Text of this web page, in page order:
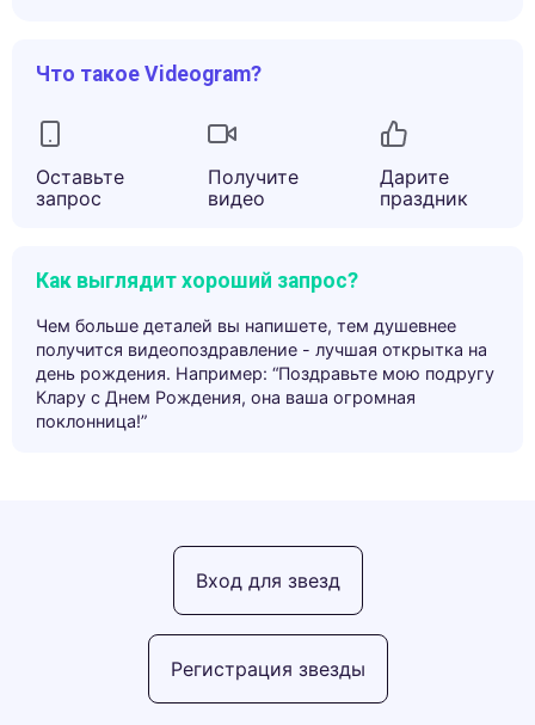
Что такое Videogram?
Оставьте
запрос
Получите
видео
Дарите
праздник
Как выглядит хороший запрос?
Чем больше деталей вы напишете, тем душевнее
получится видеопоздравление - лучшая открытка на
день рождения. Например: “Поздравьте мою подругу
Клару с Днем Рождения, она ваша огромная
поклонница!”
Регистрация звезды
Вход для звезд